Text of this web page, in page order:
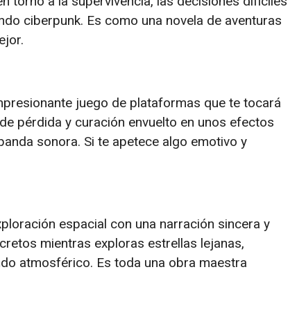
ciberpunk. Es como una novela de aventuras
juego de plataformas que te tocará
pérdida y curación envuelto en unos efectos
sonora. Si te apetece algo emotivo y
espacial con una narración sincera y
mientras exploras estrellas lejanas,
atmosférico. Es toda una obra maestra